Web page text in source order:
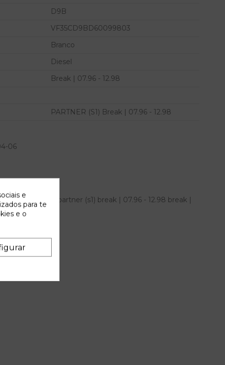
D9B
VF35CD9BD60099803
Branco
Diesel
Break | 07.96 - 12.98
PARTNER (S1) Break | 07.96 - 12.98
06
para peugeot partner (s1) break | 07.96 - 12.98 break |
IAM 540006
e
para te
e o